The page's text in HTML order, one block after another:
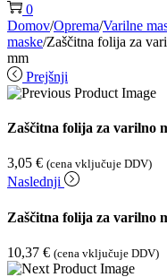
0
Domov/Oprema/Varilne
maske/Zaščitna folija za
mm
Prejšnji
Zaščitna folija za varilno
3,05 € (cena vključuje DDV)
Naslednji
Zaščitna folija za varilno
10,37 € (cena vključuje DDV)